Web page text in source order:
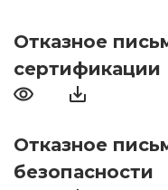
Отказное
сертификации
Отказное
безопасности